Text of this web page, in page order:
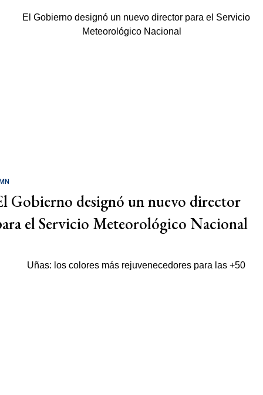
Gobierno designó un nuevo director
el Servicio Meteorológico Nacional